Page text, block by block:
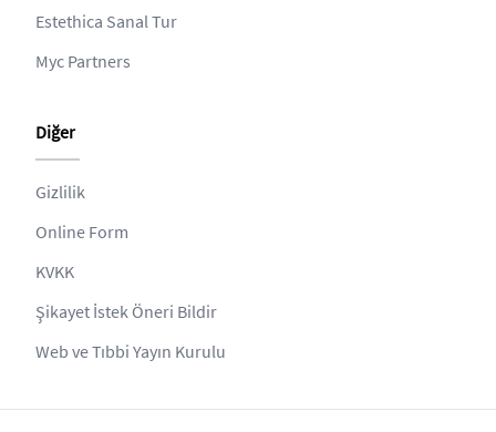
Estethica Sanal Tur
Myc Partners
Diğer
Gizlilik
Online Form
KVKK
Şikayet İstek Öneri Bildir
Web ve Tıbbi Yayın Kurulu